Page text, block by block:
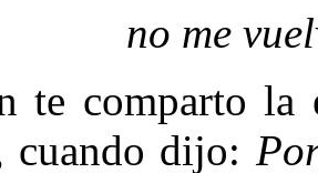
no me
te comparto la
cuando dijo: